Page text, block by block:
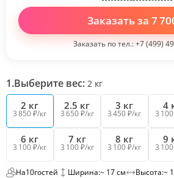
1.Выберите вес: 2 кг
2 кг
3 850 ₽/кг
2.5 кг
3 650 ₽/кг
3 кг
3 450 ₽/кг
4
3
6 кг
3 100 ₽/кг
7 кг
3 100 ₽/кг
8 кг
3 100 ₽/кг
9
3
На10гостей Ширина:~ 17 см Высота:~
Заказать за 7
Заказать по тел.:+7 (499)